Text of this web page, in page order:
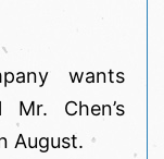
wants
Chen’s
August.